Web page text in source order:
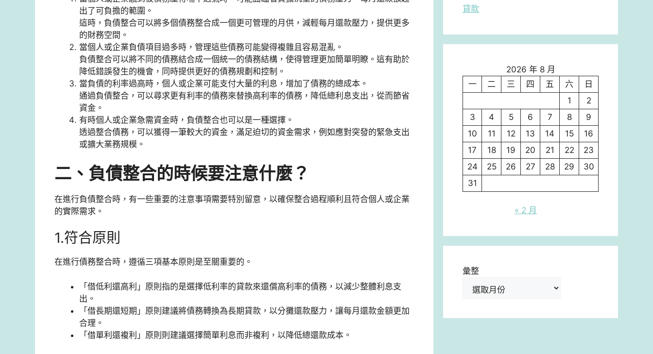
出了可負擔的範圍。
這時，負債整合可以將多個債務整合成一個更可管理的月供，減輕每月還款壓力，提供更多
的財務空間。
當個人或企業負債項目過多時，管理這些債務可能變得複雜且容易混亂。
負債整合可以將不同的債務結合成一個統一的債務結構，使得管理更加簡單明瞭。這有助於
降低錯誤發生的機會，同時提供更好的債務規劃和控制。
當負債的利率過高時，個人或企業可能支付大量的利息，增加了債務的總成本。
通過負債整合，可以尋求更有利率的債務來替換高利率的債務，降低總利息支出，從而節省
資金。
有時個人或企業急需資金時，負債整合也可以是一種選擇。
透過整合債務，可以獲得一筆較大的資金，滿足迫切的資金需求，例如應對突發的緊急支出
或擴大業務規模。
二、負債整合的時候要注意什麼？
在進行負債整合時，有一些重要的注意事項需要特別留意，以確保整合過程順利且符合個人或企業
的實際需求。
1.符合原則
在進行債務整合時，遵循三項基本原則是至關重要的。
「借低利還高利」原則指的是選擇低利率的貸款來還償高利率的債務，以減少整體利息支
出。
「借長期還短期」原則建議將債務轉換為長期貸款，以分攤還款壓力，讓每月還款金額更加
合理。
「借單利還複利」原則則建議選擇簡單利息而非複利，以降低總還款成本。
貸款
2026 年 8 月
一
二 三 四 五 六
日
1
2
3
4 5 6 7 8
9
10
11 12 13 14 15
16
17
18 19 20 21 22
23
24
25 26 27 28 29
30
31
« 2 月
彙整